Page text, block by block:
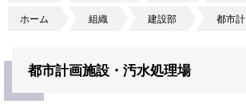
ホーム 組織 建設部 都市
都市計画施設・汚水処理場